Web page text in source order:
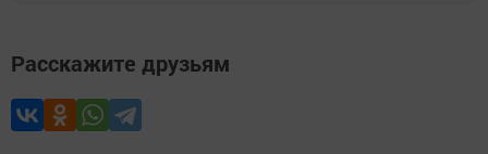
Расскажите друзьям